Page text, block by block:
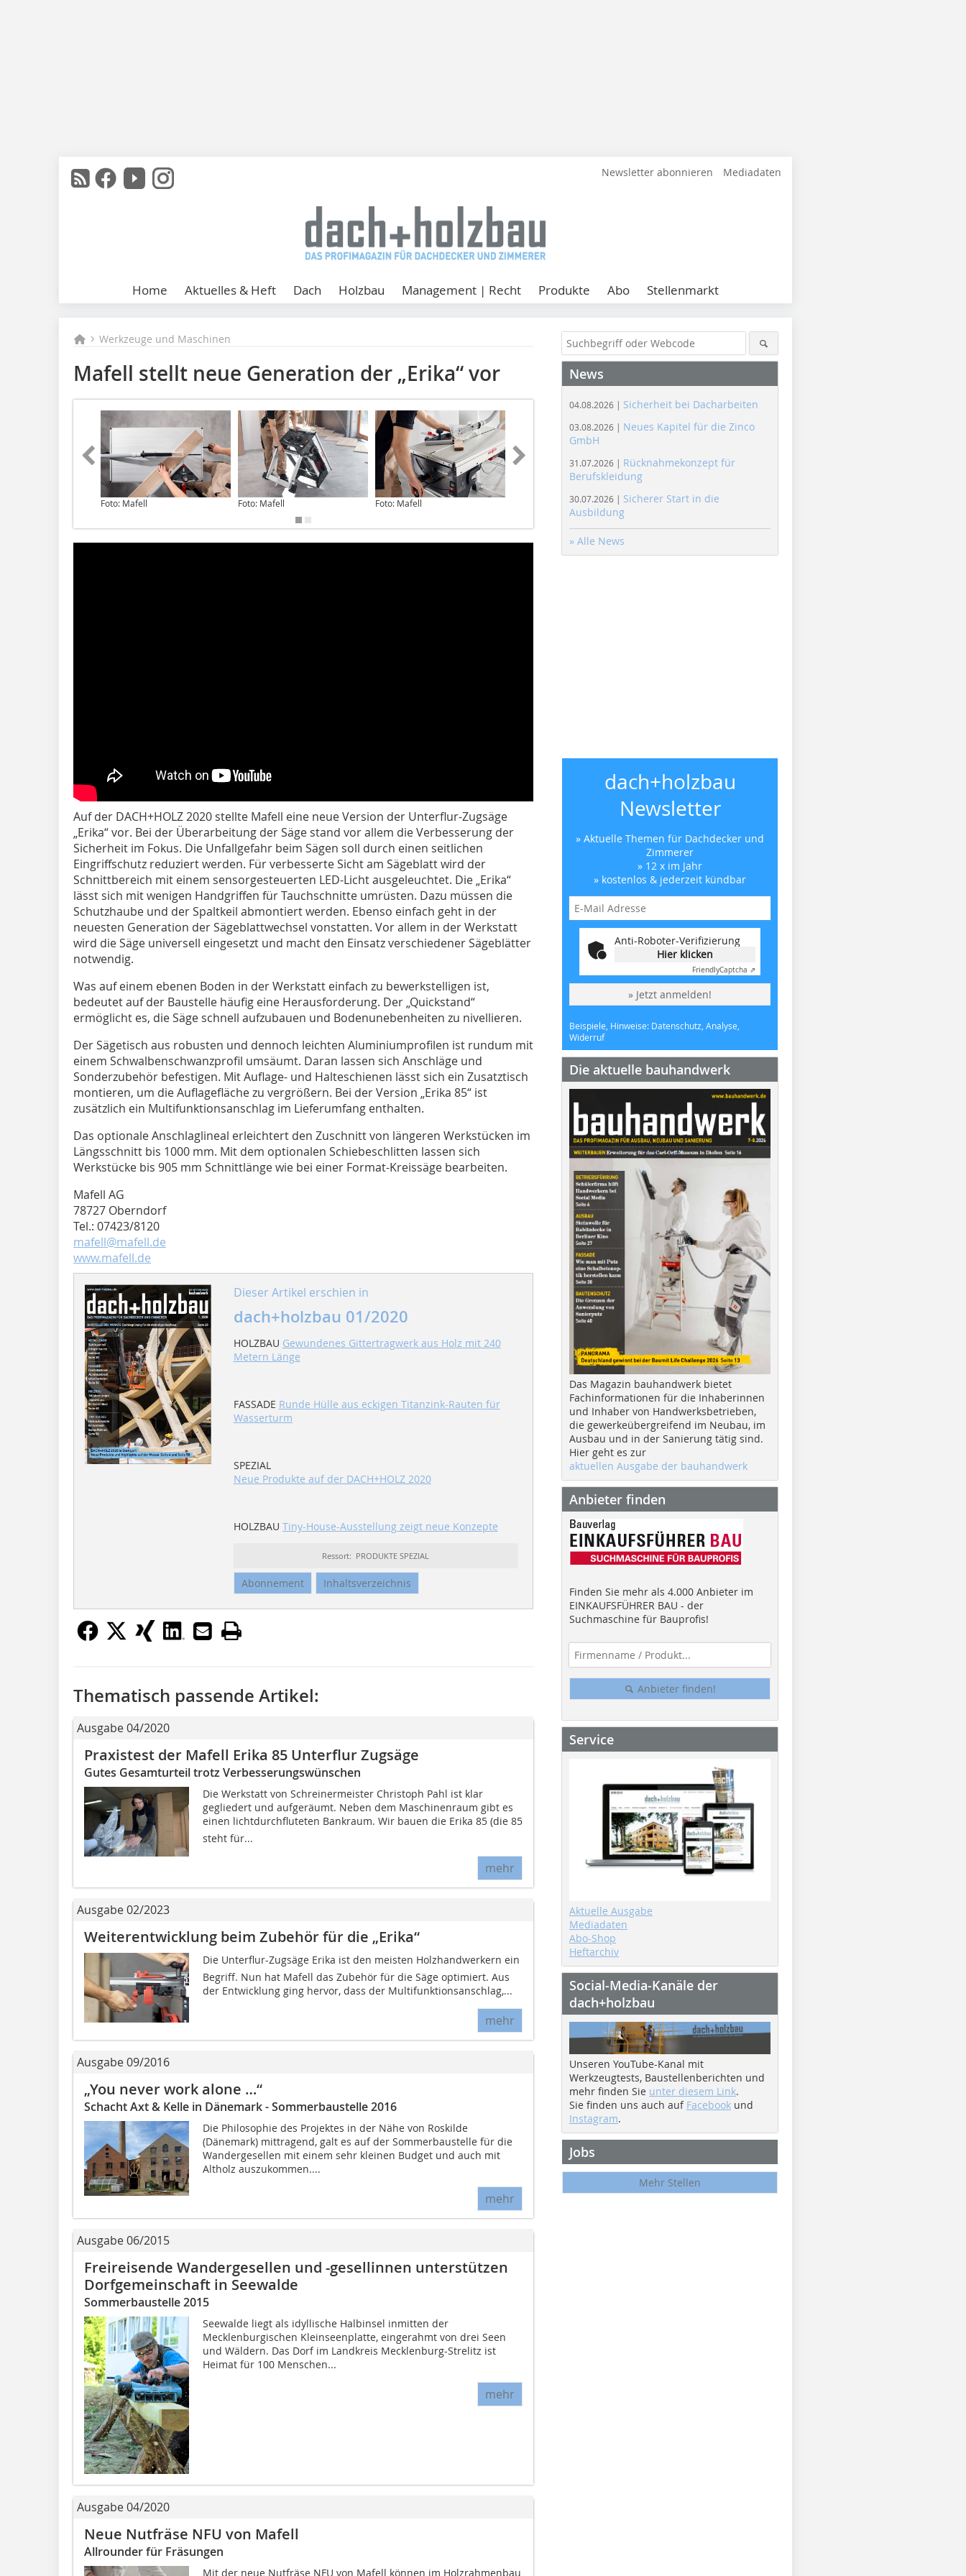
Newsletter abonnieren Mediadaten
Home Aktuelles & Heft Dach Holzbau Management | Recht Produkte Abo Stellenmarkt
Werkzeuge und Maschinen
Mafell stellt neue Generation der „Erika“ vor
Foto: Mafell Foto: Mafell Foto: Mafell
Auf der DACH+HOLZ 2020 stellte Mafell eine neue Version der Unterflur-Zugsäge
„Erika“ vor. Bei der Überarbeitung der Säge stand vor allem die Verbesserung der
Sicherheit im Fokus. Die Unfallgefahr beim Sägen soll durch einen seitlichen
Eingriffschutz reduziert werden. Für verbesserte Sicht am Sägeblatt wird der
Schnittbereich mit einem sensorgesteuerten LED-Licht ausgeleuchtet. Die „Erika“
lässt sich mit wenigen Handgriffen für Tauchschnitte umrüsten. Dazu müssen die
Schutzhaube und der Spaltkeil abmontiert werden. Ebenso einfach geht in der
neuesten Generation der Sägeblattwechsel vonstatten. Vor allem in der Werkstatt
wird die Säge universell eingesetzt und macht den Einsatz verschiedener Sägeblätter
notwendig.
Was auf einem ebenen Boden in der Werkstatt einfach zu bewerkstelligen ist,
bedeutet auf der Baustelle häufig eine Herausforderung. Der „Quickstand“
ermöglicht es, die Säge schnell aufzubauen und Bodenunebenheiten zu nivellieren.
Der Sägetisch aus robusten und dennoch leichten Aluminiumprofilen ist rundum mit
einem Schwalbenschwanzprofil umsäumt. Daran lassen sich Anschläge und
Sonderzubehör befestigen. Mit Auflage- und Halteschienen lässt sich ein Zusatztisch
montieren, um die Auflagefläche zu vergrößern. Bei der Version „Erika 85“ ist
zusätzlich ein Multifunktionsanschlag im Lieferumfang enthalten.
Das optionale Anschlaglineal erleichtert den Zuschnitt von längeren Werkstücken im
Längsschnitt bis 1000 mm. Mit dem optionalen Schiebeschlitten lassen sich
Werkstücke bis 905 mm Schnittlänge wie bei einer Format-Kreissäge bearbeiten.
Mafell AG
78727 Oberndorf
Tel.: 07423/8120
mafell@mafell.de
www.mafell.de
Dieser Artikel erschien in
dach+holzbau 01/2020
HOLZBAU Gewundenes Gittertragwerk aus Holz mit 240
Metern Länge
FASSADE Runde Hülle aus eckigen Titanzink-Rauten für
Wasserturm
SPEZIAL
Neue Produkte auf der DACH+HOLZ 2020
HOLZBAU Tiny-House-Ausstellung zeigt neue Konzepte
Ressort: PRODUKTE SPEZIAL
Abonnement Inhaltsverzeichnis
Thematisch passende Artikel:
Ausgabe 04/2020
Praxistest der Mafell Erika 85 Unterflur Zugsäge
Gutes Gesamturteil trotz Verbesserungswünschen
Die Werkstatt von Schreinermeister Christoph Pahl ist klar
gegliedert und aufgeräumt. Neben dem Maschinenraum gibt es
einen lichtdurchfluteten Bankraum. Wir bauen die Erika 85 (die 85
steht für...
mehr
Ausgabe 02/2023
Weiterentwicklung beim Zubehör für die „Erika“
Die Unterflur-Zugsäge Erika ist den meisten Holzhandwerkern ein
Begriff. Nun hat Mafell das Zubehör für die Säge optimiert. Aus
der Entwicklung ging hervor, dass der Multifunktionsanschlag,...
mehr
Ausgabe 09/2016
„You never work alone …“
Schacht Axt & Kelle in Dänemark - Sommerbaustelle 2016
Die Philosophie des Projektes in der Nähe von Roskilde
(Dänemark) mittragend, galt es auf der Sommerbaustelle für die
Wandergesellen mit einem sehr kleinen Budget und auch mit
Altholz auszukommen....
mehr
Ausgabe 06/2015
Freireisende Wandergesellen und -gesellinnen unterstützen
Dorfgemeinschaft in Seewalde
Sommerbaustelle 2015
Seewalde liegt als idyllische Halbinsel inmitten der
Mecklenburgischen Kleinseenplatte, eingerahmt von drei Seen
und Wäldern. Das Dorf im Landkreis Mecklenburg-Strelitz ist
Heimat für 100 Menschen...
mehr
Ausgabe 04/2020
Neue Nutfräse NFU von Mafell
Allrounder für Fräsungen
Mit der neue Nutfräse NFU von Mafell können im Holzrahmenbau
News
04.08.2026 | Sicherheit bei Dacharbeiten
03.08.2026 | Neues Kapitel für die Zinco
GmbH
31.07.2026 | Rücknahmekonzept für
Berufskleidung
30.07.2026 | Sicherer Start in die
Ausbildung
» Alle News
dach+holzbau
Newsletter
» Aktuelle Themen für Dachdecker und
Zimmerer
» 12 x im Jahr
» kostenlos & jederzeit kündbar
Anti-Roboter-Verifizierung
Hier klicken
FriendlyCaptcha ⇗
» Jetzt anmelden!
Beispiele, Hinweise: Datenschutz, Analyse,
Widerruf
Die aktuelle bauhandwerk
Das Magazin bauhandwerk bietet
Fachinformationen für die Inhaberinnen
und Inhaber von Handwerksbetrieben,
die gewerkeübergreifend im Neubau, im
Ausbau und in der Sanierung tätig sind.
Hier geht es zur
aktuellen Ausgabe der bauhandwerk
Anbieter finden
Finden Sie mehr als 4.000 Anbieter im
EINKAUFSFÜHRER BAU - der
Suchmaschine für Bauprofis!
Anbieter finden!
Service
Aktuelle Ausgabe
Mediadaten
Abo-Shop
Heftarchiv
Social-Media-Kanäle der
dach+holzbau
Unseren YouTube-Kanal mit
Werkzeugtests, Baustellenberichten und
mehr finden Sie unter diesem Link.
Sie finden uns auch auf Facebook und
Instagram.
Jobs
Mehr Stellen